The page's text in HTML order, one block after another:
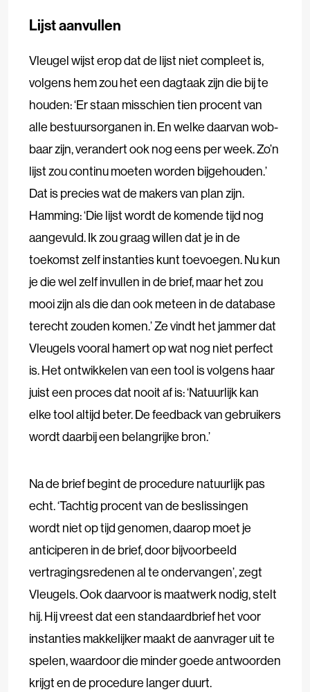
Lijst aanvullen
Vleugel wijst erop dat de lijst niet compleet is,
volgens hem zou het een dagtaak zijn die bij te
houden: ‘Er staan misschien tien procent van
alle bestuursorganen in. En welke daarvan wob-
baar zijn, verandert ook nog eens per week. Zo’n
lijst zou continu moeten worden bijgehouden.’
Dat is precies wat de makers van plan zijn.
Hamming: ‘Die lijst wordt de komende tijd nog
aangevuld. Ik zou graag willen dat je in de
toekomst zelf instanties kunt toevoegen. Nu kun
je die wel zelf invullen in de brief, maar het zou
mooi zijn als die dan ook meteen in de database
terecht zouden komen.’ Ze vindt het jammer dat
Vleugels vooral hamert op wat nog niet perfect
is. Het ontwikkelen van een tool is volgens haar
juist een proces dat nooit af is: ‘Natuurlijk kan
elke tool altijd beter. De feedback van gebruikers
wordt daarbij een belangrijke bron.’
Na de brief begint de procedure natuurlijk pas
echt. ‘Tachtig procent van de beslissingen
wordt niet op tijd genomen, daarop moet je
anticiperen in de brief, door bijvoorbeeld
vertragingsredenen al te ondervangen’, zegt
Vleugels. Ook daarvoor is maatwerk nodig, stelt
hij. Hij vreest dat een standaardbrief het voor
instanties makkelijker maakt de aanvrager uit te
spelen, waardoor die minder goede antwoorden
krijgt en de procedure langer duurt.